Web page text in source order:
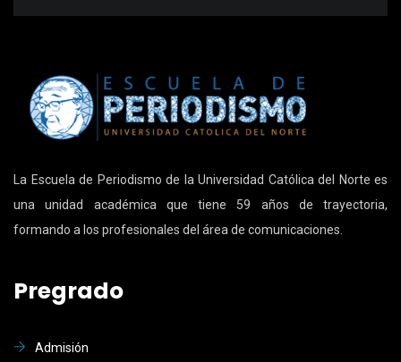
La Escuela de Periodismo de la Universidad Católica del Norte es
una unidad académica que tiene 59 años de trayectoria,
formando a los profesionales del área de comunicaciones.
Pregrado
Admisión